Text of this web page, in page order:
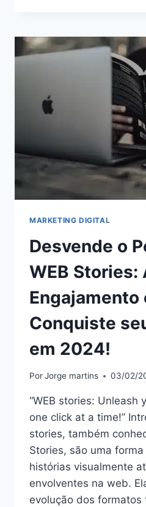
RECEITA
AO
ADSTERRA
MARKETING DIGITAL
Desvende o
WEB Stories:
Engajamento
Conquiste
em 2024!
PorJorge martins 03/02/
“WEB stories: Unleash
one click at a time!”
stories, também
Stories, são uma
histórias visualmente
envolventes na web.
evolução dos